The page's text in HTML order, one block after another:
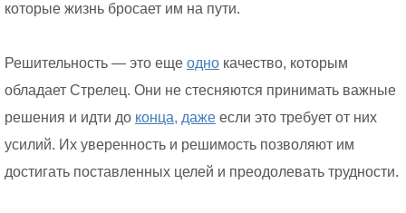
которые жизнь бросает им на пути.
Решительность — это еще одно качество, которым
обладает Стрелец. Они не стесняются принимать важные
решения и идти до конца, даже если это требует от них
усилий. Их уверенность и решимость позволяют им
достигать поставленных целей и преодолевать трудности.